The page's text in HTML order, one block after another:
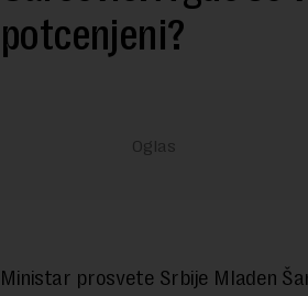
potcenjeni?
Ministar prosvete Srbije Mladen